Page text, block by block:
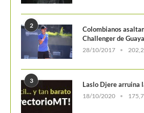
2
Challenger de
28/10/2017
3
18/10/2020